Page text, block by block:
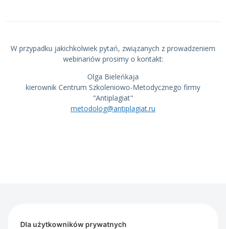
W przypadku jakichkolwiek pytań, związanych z prowadzeniem
webinariów prosimy o kontakt:
Olga Bieleńkaja
kierownik Centrum Szkoleniowo-Metodycznego firmy
"Antiplagiat"
metodolog@antiplagiat.ru
Dla użytkowników prywatnych